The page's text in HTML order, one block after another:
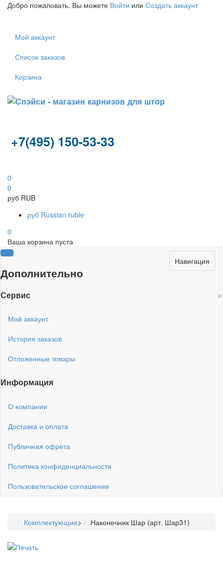
Добро пожаловать. Вы можете Войти или Создать аккаунт
Мой аккаунт
Список заказов
Корзина
+7(495) 150-53-33
0
0
руб RUB
руб Russian ruble
0
Ваша корзина пуста
Навигация
Дополнительно
×
Сервис
Мой аккаунт
История заказов
Отложенные товары
Информация
О компании
Доставка и оплата
Публичная офрета
Политика конфиденциальности
Пользовательское соглашение
Комплектующие> Наконечник Шар (арт. Шар31)